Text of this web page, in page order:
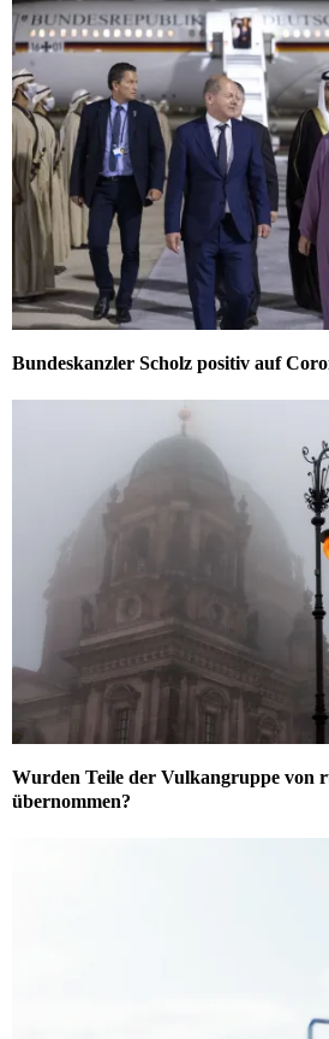
Bundeskanzler Scholz positiv auf
Wurden Teile der Vulkangruppe von
übernommen?